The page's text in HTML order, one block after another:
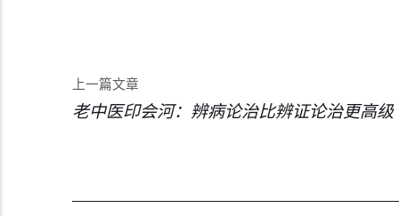
上一篇文章
老中医印会河：辨病论治比辨证论治更高级